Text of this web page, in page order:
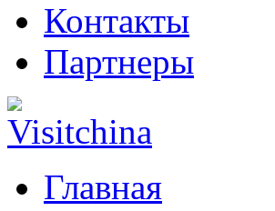
Контакты
Партнеры
Главная